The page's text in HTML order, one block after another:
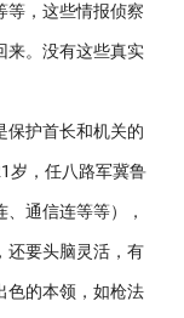
等，这些情报侦察
来。没有这些真实
护首长和机关的
岁，任八路军冀鲁
通信连等等），
要头脑灵活，有
色的本领，如枪法